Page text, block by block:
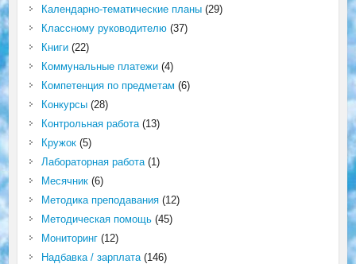
Календарно-тематические планы(29)
Классному руководителю(37)
Книги(22)
Коммунальные платежи(4)
Компетенция по предметам (6)
Конкурсы(28)
Контрольная работа(13)
Кружок(5)
Лабораторная работа(1)
Месячник(6)
Методика преподавания(12)
Методическая помощь(45)
Мониторинг(12)
Надбавка / зарплата(146)